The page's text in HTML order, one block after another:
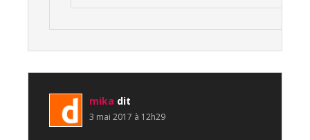
mika dit
3 mai 2017 à 12h29